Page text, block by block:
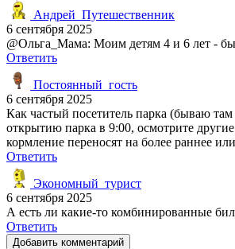
Андрей_Путешественник
6 сентября 2025
@Ольга_Мама: Моим детям 4 и 6 лет -
Ответить
Постоянный_гость
6 сентября 2025
Как частый посетитель парка (бываю
открытию парка в 9:00, осмотрите
кормление переносят на более раннее
Ответить
Экономный_турист
6 сентября 2025
А есть ли какие-то комбинированные
Ответить
Добавить комментарий